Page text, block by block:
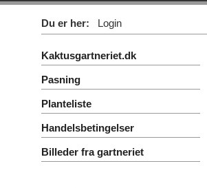
Du er her: Login
Kaktusgartneriet.dk
Pasning
Planteliste
Handelsbetingelser
Billeder fra gartneriet